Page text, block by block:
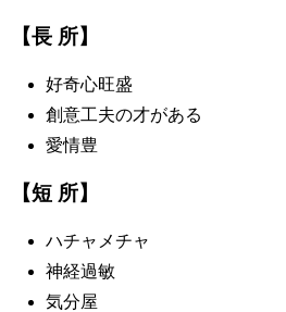
【長 所】
好奇心旺盛
創意工夫の才がある
愛情豊
【短 所】
ハチャメチャ
神経過敏
気分屋